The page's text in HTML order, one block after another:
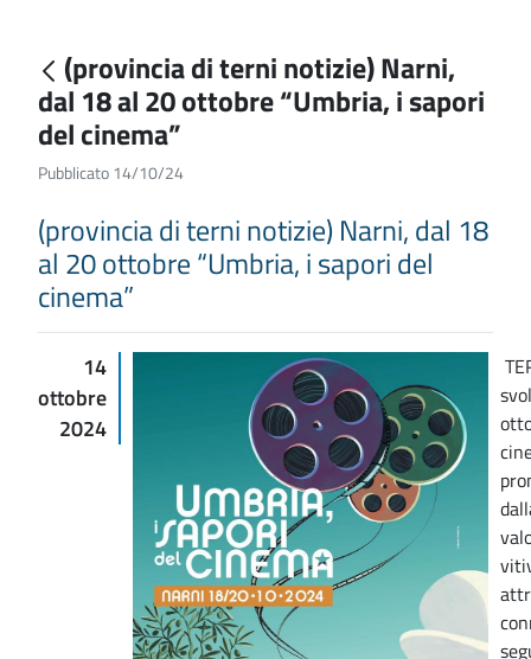
(provincia di terni notizie) Narni,
dal 18 al 20 ottobre “Umbria, i sapori
del cinema”
Pubblicato 14/10/24
(provincia di terni notizie) Narni, dal 18
al 20 ottobre “Umbria, i sapori del
cinema”
14
ottobre
2024